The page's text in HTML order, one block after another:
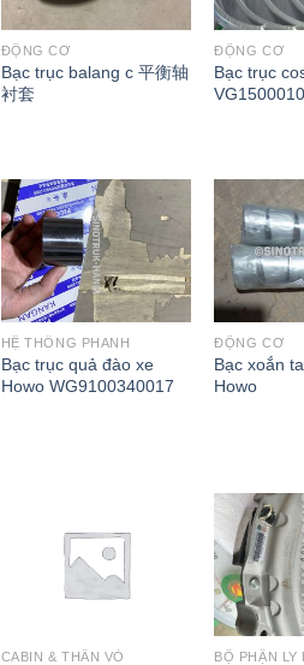
ĐỘNG CƠ
Bạc trục balang c 平衡轴
衬套
ĐỘNG CƠ
Bạc trục
HỆ THỐNG PHANH
Bạc trục quả đào xe
Howo WG9100340017
ĐỘNG CƠ
Bạc xoắn
Howo
CABIN & THÂN VỎ BỘ PHẬN LY